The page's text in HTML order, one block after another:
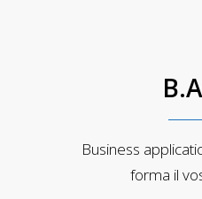
Business
forma il